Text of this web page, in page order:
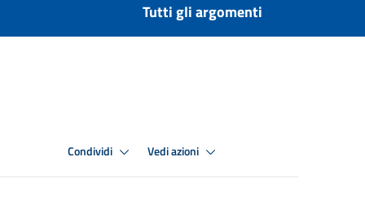
Tutti gli argomenti
Condividi Vedi azioni